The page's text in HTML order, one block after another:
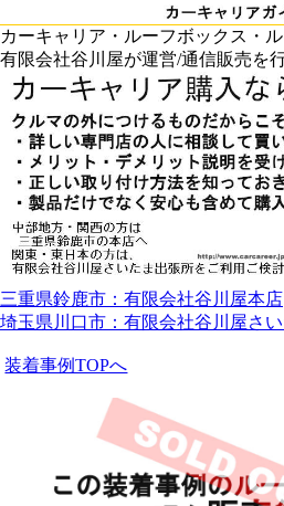
カーキャリア・ルーフボックス・
有限会社谷川屋が運営/通信販売を
三重県鈴鹿市：有限会社谷川屋本店
埼玉県川口市：有限会社谷川屋さ
装着事例TOPへ